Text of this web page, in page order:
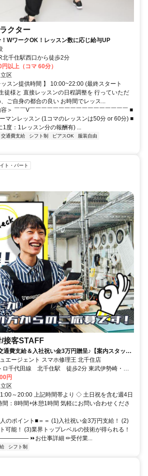
クター
WワークOK！レッスン数に応じ給与UP
北千住駅西口から徒歩2分
以上（コマ 60分）
区
スン提供時間 】 10:00~22:00 (最終スタート
徒様と 直接レッスンの日程調整を 行っていただ
ご自身の都合の良い お時間でレッス...
＞ ￣￣V￣￣￣￣￣￣￣￣￣￣￣￣￣￣￣￣￣ ■
マンレッスン (1コマのレッスンは50分 or 60分) ■
1度：1レッスン分の報酬有) ...
交通費支給 シフト制 ピアスOK
服装自由
ト・パート
接客STAFF
通費支給＆入社祝い金3万円贈呈♪【案内スタッフ
エージェント スマホ修理王 北千住店
勢崎・大師線 小菅駅
円
区
～20:00 上記時間帯より ◇ 土日祝を含む週4日
：8時間+休憩1時間 気軽にお問い合わせくださ
のポイント■＝＝ (1)入社祝い金3万円支給！ (2)
可能！ (3)業界トップレベルの技術が得られる！
⏩お仕事詳細 ✏︎受付業...
シフト制